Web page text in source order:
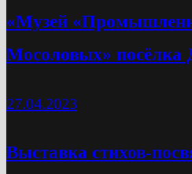
«Музей
Мосоловых» посёлка
27.04.2023
Выставка стихов-